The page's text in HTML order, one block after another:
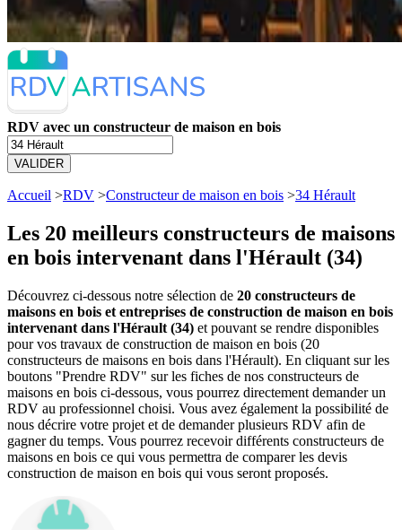
RDV avec un constructeur de maison en bois
VALIDER
Accueil >RDV >Constructeur de maison en bois >34 Hérault
Les 20 meilleurs constructeurs de maisons
en bois intervenant dans l'Hérault (34)
Découvrez ci-dessous notre sélection de 20 constructeurs de
maisons en bois et entreprises de construction de maison en bois
intervenant dans l'Hérault (34) et pouvant se rendre disponibles
pour vos travaux de construction de maison en bois (20
constructeurs de maisons en bois dans l'Hérault). En cliquant sur les
boutons "Prendre RDV" sur les fiches de nos constructeurs de
maisons en bois ci-dessous, vous pourrez directement demander un
RDV au professionnel choisi. Vous avez également la possibilité de
nous décrire votre projet et de demander plusieurs RDV afin de
gagner du temps. Vous pourrez recevoir différents constructeurs de
maisons en bois ce qui vous permettra de comparer les devis
construction de maison en bois qui vous seront proposés.